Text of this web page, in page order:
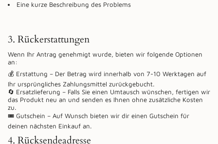
Eine kurze Beschreibung des Problems
3. Rückerstattungen
Wenn Ihr Antrag genehmigt wurde, bieten wir folgende Optionen
an:
💰 Erstattung – Der Betrag wird innerhalb von 7-10 Werktagen auf
Ihr ursprüngliches Zahlungsmittel zurückgebucht.
🔄 Ersatzlieferung – Falls Sie einen Umtausch wünschen, fertigen wir
das Produkt neu an und senden es Ihnen ohne zusätzliche Kosten
zu.
🎟️ Gutschein – Auf Wunsch bieten wir dir einen Gutschein für
deinen nächsten Einkauf an.
4. Rücksendeadresse